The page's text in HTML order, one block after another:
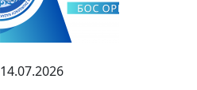
14.07.2026